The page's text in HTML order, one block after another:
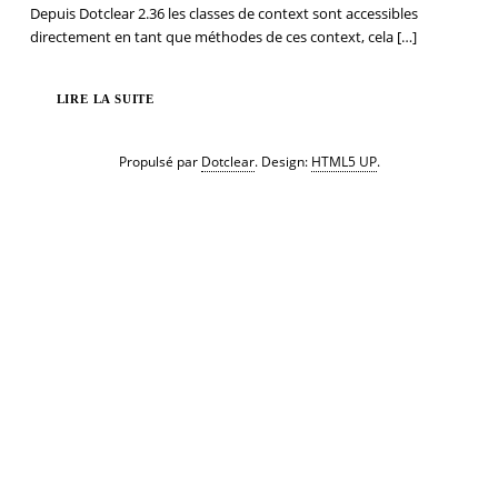
Depuis Dotclear 2.36 les classes de context sont accessibles
directement en tant que méthodes de ces context, cela[…]
LIRE LA SUITE
Propulsé par Dotclear. Design: HTML5 UP.